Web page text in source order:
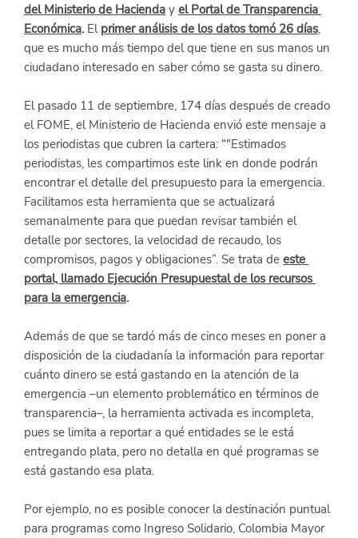
del Ministerio de Hacienda y el Portal de Transparencia
Económica. El primer análisis de los datos tomó 26 días,
que es mucho más tiempo del que tiene en sus manos un
ciudadano interesado en saber cómo se gasta su dinero.
El pasado 11 de septiembre, 174 días después de creado
el FOME, el Ministerio de Hacienda envió este mensaje a
los periodistas que cubren la cartera: “"Estimados
periodistas, les compartimos este link en donde podrán
encontrar el detalle del presupuesto para la emergencia.
Facilitamos esta herramienta que se actualizará
semanalmente para que puedan revisar también el
detalle por sectores, la velocidad de recaudo, los
compromisos, pagos y obligaciones”. Se trata de este
portal, llamado Ejecución Presupuestal de los recursos
para la emergencia.
Además de que se tardó más de cinco meses en poner a
disposición de la ciudadanía la información para reportar
cuánto dinero se está gastando en la atención de la
emergencia –un elemento problemático en términos de
transparencia–, la herramienta activada es incompleta,
pues se limita a reportar a qué entidades se le está
entregando plata, pero no detalla en qué programas se
está gastando esa plata.
Por ejemplo, no es posible conocer la destinación puntual
para programas como Ingreso Solidario, Colombia Mayor